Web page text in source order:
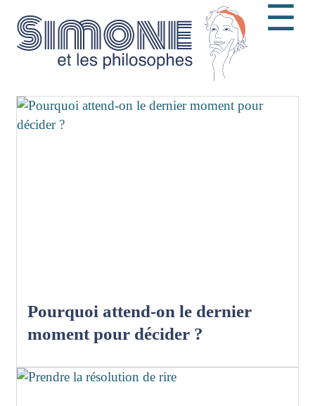
☰
Pourquoi attend-on le dernier
moment pour décider ?